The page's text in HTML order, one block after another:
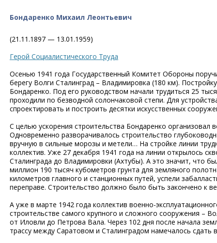
Бондаренко Михаил Леонтьевич
(21.11.1897 — 13.01.1959)
Герой Социалистического Труда
Осенью 1941 года Государственный Комитет Обороны
берегу Волги Сталинград – Владимировка (180 км).
Бондаренко. Под его руководством начали трудиться 25
проходили по безводной солончаковой степи. Для
спроектировать и построить десятки искусственных
С целью ускорения строительства Бондаренко организовал
Одновременно разворачивалось строительство
вручную в сильные морозы и метели… На стройке линии
коллектив. Уже 27 декабря 1941 года на линии открылось
Сталинграда до Владимировки (Ахтубы). А это значит, что
миллион 190 тысяч кубометров грунта для земляного
километров главного и станционных путей, успели
переправе. Строительство должно было быть закончено к
А уже в марте 1942 года коллектив военно-
строительстве самого крупного и сложного сооружения –
от Иловли до Петрова Вала. Через 102 дня после начала
трассу между Саратовом и Сталинградом намечалось сдать